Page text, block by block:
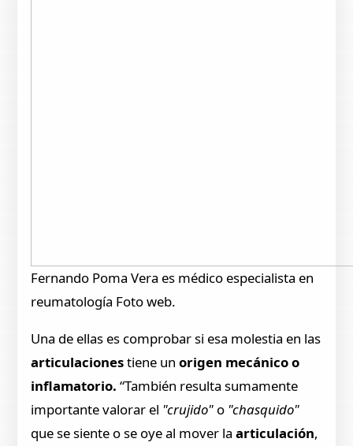
Fernando Poma Vera es médico especialista en
reumatología Foto web.
Una de ellas es comprobar si esa molestia en las
articulacionestiene unorigen mecánico o
inflamatorio. “También resulta sumamente
importante valorar el "crujido" o "chasquido"
que se siente o se oye al mover laarticulación,